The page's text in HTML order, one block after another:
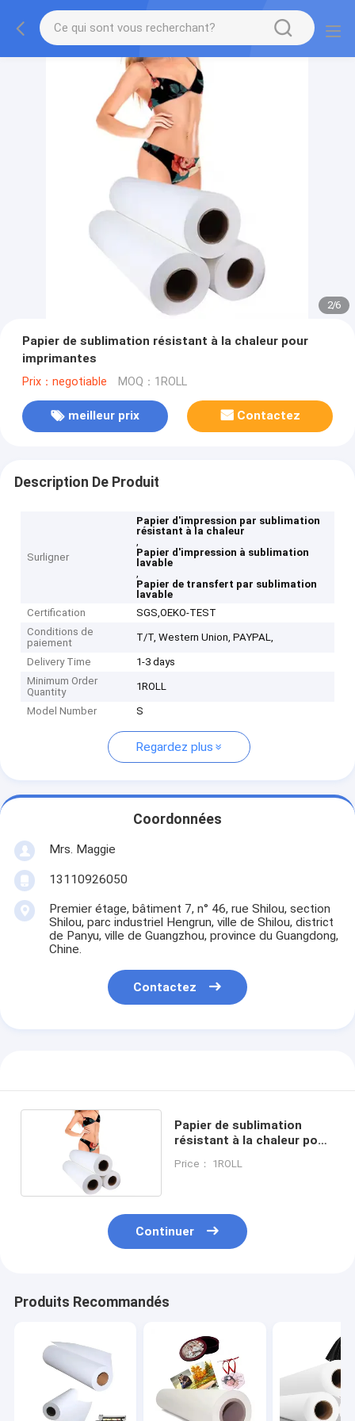
2/6
Papier de sublimation résistant à la chaleur pour
imprimantes
Prix：negotiable MOQ：1ROLL
meilleur prix Contactez
Description De Produit
Surligner
Papier d'impression par sublimation
résistant à la chaleur
,
Papier d'impression à sublimation
lavable
,
Papier de transfert par sublimation
lavable
Certification
SGS,OEKO-TEST
Conditions de
paiement
T/T, Western Union, PAYPAL,
Delivery Time
1-3 days
Minimum Order
Quantity
1ROLL
Model Number S
Regardez plus
Coordonnées
Mrs. Maggie
13110926050
Premier étage, bâtiment 7, n° 46, rue Shilou, section
Shilou, parc industriel Hengrun, ville de Shilou, district
de Panyu, ville de Guangzhou, province du Guangdong,
Chine.
Contactez
Papier de sublimation
résistant à la chaleur pour
Price： 1ROLL
Continuer
Produits Recommandés